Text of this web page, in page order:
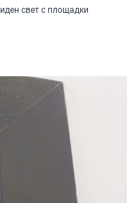
свет с площадки